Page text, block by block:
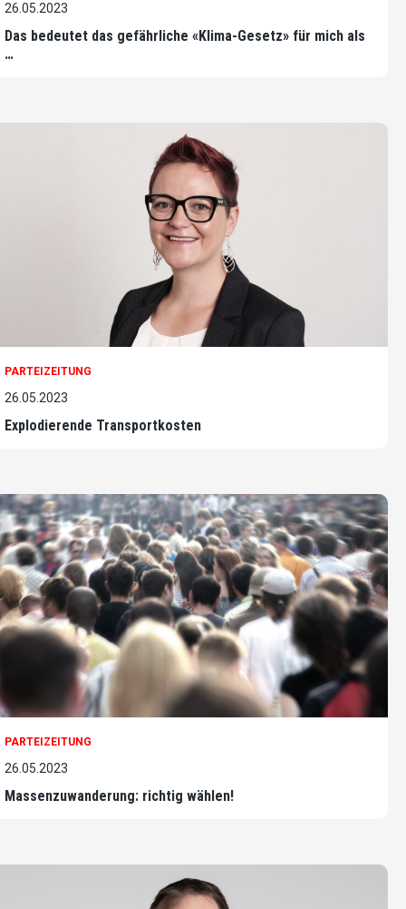
26.05.2023
Das bedeutet das gefährliche «Klima-Gesetz» für mich als
…
PARTEIZEITUNG
26.05.2023
Explodierende Transportkosten
PARTEIZEITUNG
26.05.2023
Massenzuwanderung: richtig wählen!